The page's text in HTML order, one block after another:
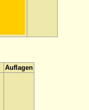
Auflagen